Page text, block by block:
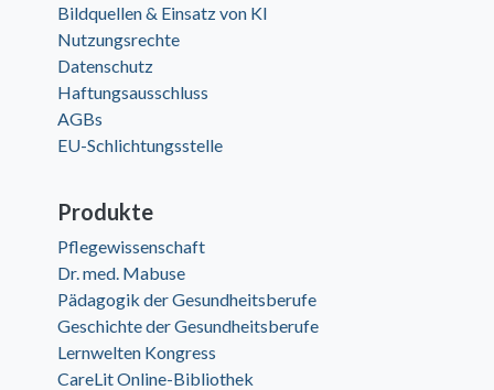
Bildquellen & Einsatz von KI
Nutzungsrechte
Datenschutz
Haftungsausschluss
AGBs
EU-Schlichtungsstelle
Produkte
Pflegewissenschaft
Dr. med. Mabuse
Pädagogik der Gesundheitsberufe
Geschichte der Gesundheitsberufe
Lernwelten Kongress
CareLit Online-Bibliothek